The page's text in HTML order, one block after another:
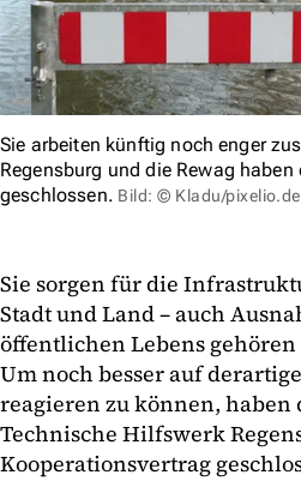
Sie arbeiten künftig noch enger
Regensburg und die Rewag
geschlossen. Bild: © Kladu/pixelio.de
Sie sorgen für die
Stadt und Land – auch
öffentlichen Lebens
Um noch besser auf
reagieren zu können, haben
Technische Hilfswerk
Kooperationsvertrag